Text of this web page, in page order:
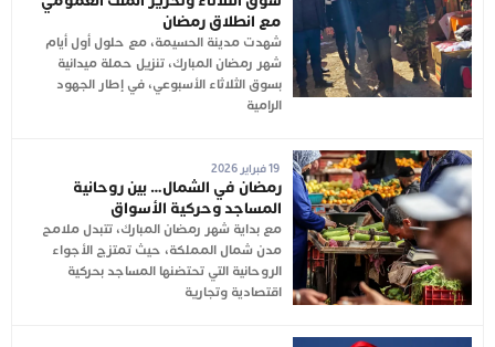
مع انطلاق رمضان
شهدت مدينة الحسيمة، مع حلول أول أيام
شهر رمضان المبارك، تنزيل حملة ميدانية
بسوق الثلاثاء الأسبوعي، في إطار الجهود
الرامية
19 فبراير 2026
رمضان في الشمال… بين روحانية
المساجد وحركية الأسواق
مع بداية شهر رمضان المبارك، تتبدل ملامح
مدن شمال المملكة، حيث تمتزج الأجواء
الروحانية التي تحتضنها المساجد بحركية
اقتصادية وتجارية